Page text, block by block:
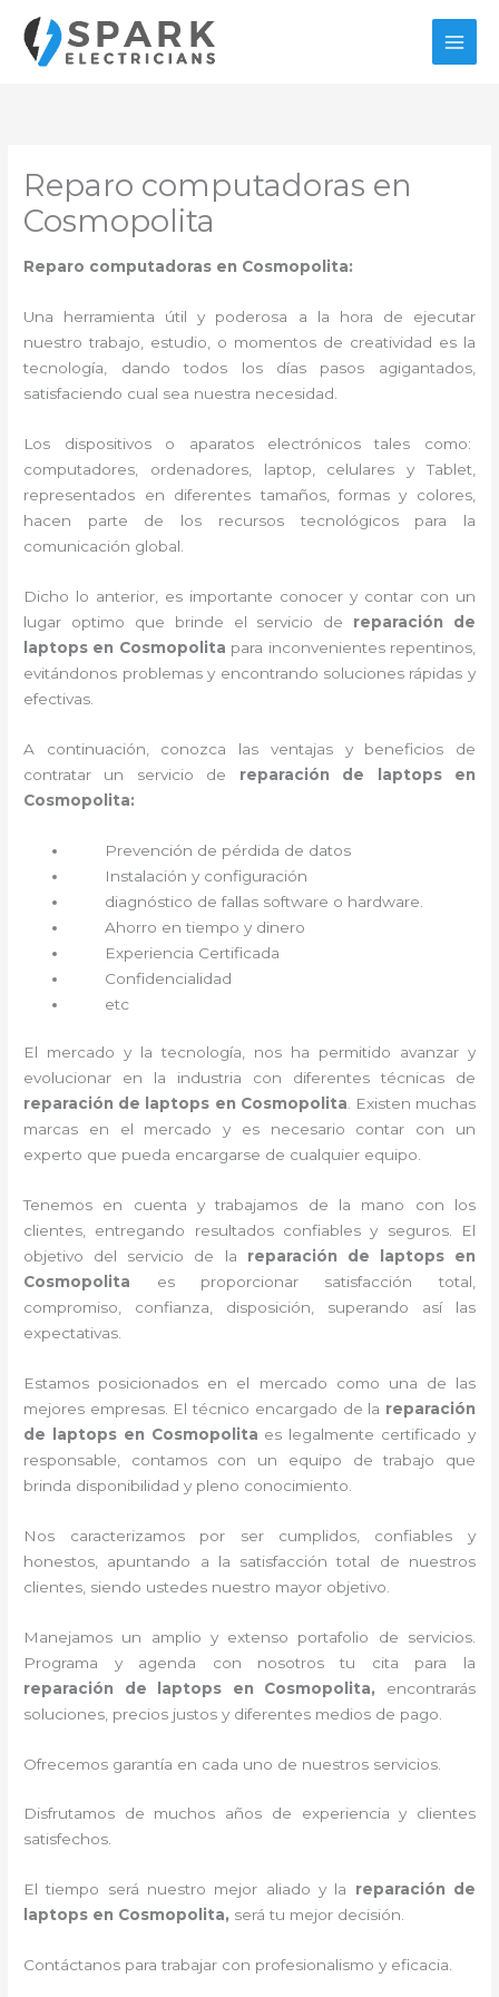
contenido
Reparo computadoras en
Cosmopolita
Reparo computadoras en Cosmopolita:
Una herramienta útil y poderosa a la hora de ejecutar
nuestro trabajo, estudio, o momentos de creatividad es la
tecnología, dando todos los días pasos agigantados,
satisfaciendo cual sea nuestra necesidad.
Los dispositivos o aparatos electrónicos tales como:
computadores, ordenadores, laptop, celulares y Tablet,
representados en diferentes tamaños, formas y colores,
hacen parte de los recursos tecnológicos para la
comunicación global.
Dicho lo anterior, es importante conocer y contar con un
lugar optimo que brinde el servicio de reparación de
laptops en Cosmopolita para inconvenientes repentinos,
evitándonos problemas y encontrando soluciones rápidas y
efectivas.
A continuación, conozca las ventajas y beneficios de
contratar un servicio de reparación de laptops en
Cosmopolita:
Prevención de pérdida de datos
Instalación y configuración
diagnóstico de fallas software o hardware
Ahorro en tiempo y dinero
Experiencia Certificada
Confidencialidad
etc
El mercado y la tecnología, nos ha permitido avanzar y
evolucionar en la industria con diferentes técnicas de
reparación de laptops en Cosmopolita . Existen muchas
marcas en el mercado y es necesario contar con un
experto que pueda encargarse de cualquier equipo.
Tenemos en cuenta y trabajamos de la mano con los
clientes, entregando resultados confiables y seguros. El
objetivo del servicio de la reparación de laptops en
Cosmopolita es proporcionar satisfacción total,
compromiso, confianza, disposición, superando así las
expectativas.
Estamos posicionados en el mercado como una de las
mejores empresas. El técnico encargado de la reparación
de laptops en Cosmopolita es legalmente certificado y
responsable, contamos con un equipo de trabajo que
brinda disponibilidad y pleno conocimiento.
Nos caracterizamos por ser cumplidos, confiables y
honestos, apuntando a la satisfacción total de nuestros
clientes, siendo ustedes nuestro mayor objetivo.
Manejamos un amplio y extenso portafolio de servicios.
Programa y agenda con nosotros tu cita para la
reparación de laptops en Cosmopolita, encontrarás
soluciones, precios justos y diferentes medios de pago.
Ofrecemos garantía en cada uno de nuestros servicios.
Disfrutamos de muchos años de experiencia y clientes
satisfechos.
El tiempo será nuestro mejor aliado y la reparación de
laptops en Cosmopolita, será tu mejor decisión.
Contáctanos para trabajar con profesionalismo y eficacia.